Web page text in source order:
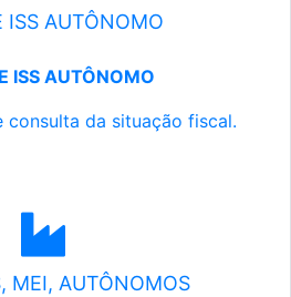
ISS AUTÔNOMO
ISS AUTÔNOMO
consulta da situação fiscal.
MEI, AUTÔNOMOS